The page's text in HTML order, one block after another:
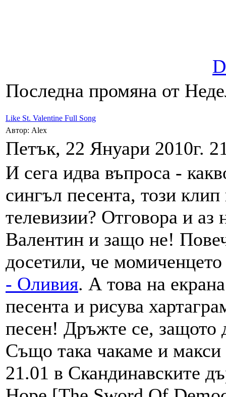
Последна промяна от
Like St. Valentine Full Song
Автор: Alex
Петък, 22 Януари 2010г.
И сега идва въпроса -
сингъл песента, този
телевизии? Отговора и
Валентин и защо не!
досетили, че
- Оливия. А това на
песента и рисува
песен! Дръжте се, защото
Също така чакаме и
21.01 в Скандинавските